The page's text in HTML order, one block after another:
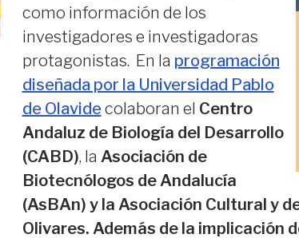
como información de los
investigadores e investigadoras
protagonistas. En la programación
diseñada por la Universidad Pablo
de Olavidecolaboran el Centro
Andaluz de Biología del Desarrollo
(CABD), la Asociación de
Biotecnólogos de Andalucía
(AsBAn) y la Asociación Cultural y
Olivares. Además de la implicación